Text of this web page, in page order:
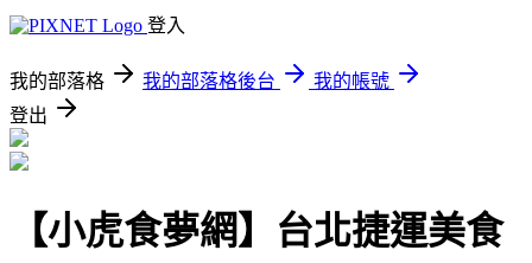
登入
我的部落格 我的部落格後台
我的帳號
登出
【小虎食夢網】台北捷運美食